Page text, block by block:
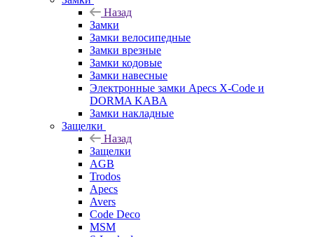
Назад
Замки
Замки велосипедные
Замки врезные
Замки кодовые
Замки навесные
Электронные замки Apecs X-Code и
DORMA KABA
Замки накладные
Защелки
Назад
Защелки
AGB
Trodos
Apecs
Avers
Code Deco
MSM